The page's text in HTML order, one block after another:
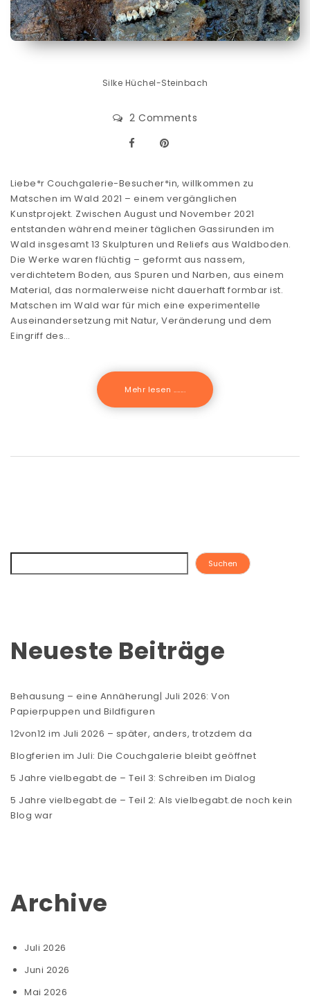
Silke Hüchel-Steinbach
2 Comments
Liebe*r Couchgalerie-Besucher*in, willkommen zu
Matschen im Wald 2021 – einem vergänglichen
Kunstprojekt. Zwischen August und November 2021
entstanden während meiner täglichen Gassirunden im
Wald insgesamt 13 Skulpturen und Reliefs aus Waldboden.
Die Werke waren flüchtig – geformt aus nassem,
verdichtetem Boden, aus Spuren und Narben, aus einem
Material, das normalerweise nicht dauerhaft formbar ist.
Matschen im Wald war für mich eine experimentelle
Auseinandersetzung mit Natur, Veränderung und dem
Eingriff des…
Mehr lesen .......
Suchen
Neueste Beiträge
Behausung – eine Annäherung| Juli 2026: Von
Papierpuppen und Bildfiguren
12von12 im Juli 2026 – später, anders, trotzdem da
Blogferien im Juli: Die Couchgalerie bleibt geöffnet
5 Jahre vielbegabt.de – Teil 3: Schreiben im Dialog
5 Jahre vielbegabt.de – Teil 2: Als vielbegabt.de noch kein
Blog war
Archive
Juli 2026
Juni 2026
Mai 2026